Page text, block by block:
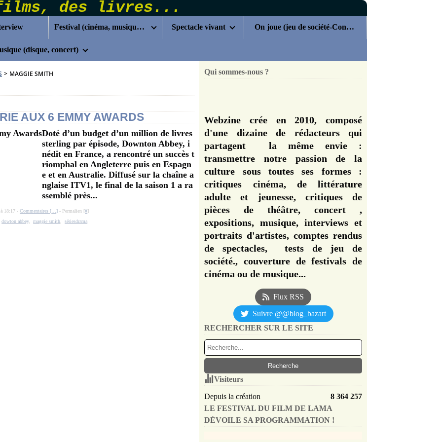
Festival (cinéma, musique...) Spectacle vivant On joue (jeu de société-Concours)
(disque, concert)
> MAGGIE SMITH
AUX 6 EMMY AWARDS
Doté d’un budget d’un million de livres
sterling par épisode, Downton Abbey, i
nédit en France, a rencontré un succès t
riomphal en Angleterre puis en Espagn
e et en Australie. Diffusé sur la chaîne a
nglaise ITV1, le final de la saison 1 a ra
ssemblé près...
à 18:17 -Commentaires [ …] - Permalien [#]
,dowton abbey,maggie smith ,sériesdrama
Qui sommes-nous ?
Webzine crée en 2010, composé
d'une dizaine de rédacteurs qui
partagent la même envie :
transmettre notre passion de la
culture sous toutes ses formes :
critiques cinéma, de littérature
adulte et jeunesse, critiques de
pièces de théâtre, concert ,
expositions, musique, interviews et
portraits d'artistes, comptes rendus
de spectacles, tests de jeu de
société., couverture de festivals de
cinéma ou de musique...
Flux RSS
Suivre @@blog_bazart
RECHERCHER SUR LE SITE
Visiteurs
Depuis la création
8 364 257
LE FESTIVAL DU FILM DE LAMA
DÉVOILE SA PROGRAMMATION !